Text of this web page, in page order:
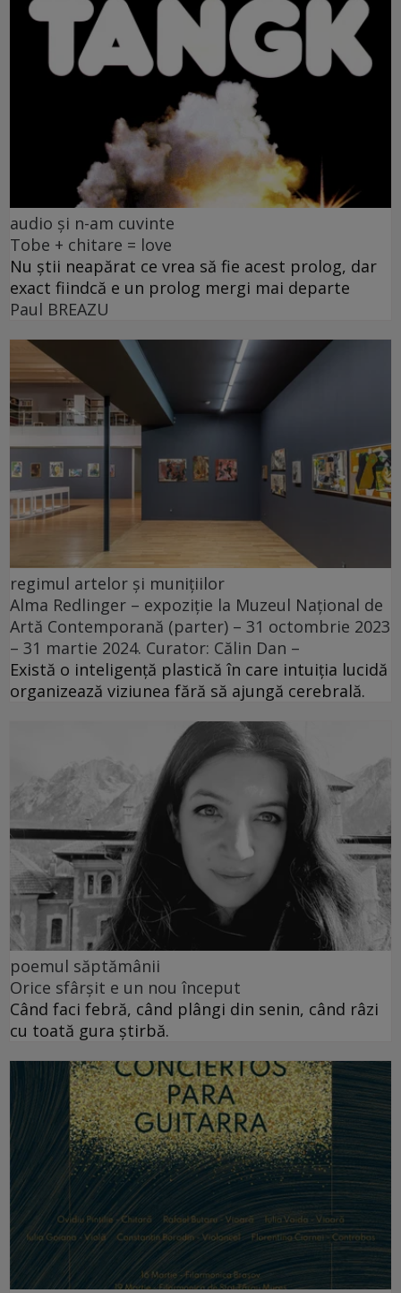
audio și n-am cuvinte
Tobe + chitare = love
Nu știi neapărat ce vrea să fie acest prolog, dar
exact fiindcă e un prolog mergi mai departe
Paul BREAZU
regimul artelor și munițiilor
Alma Redlinger – expoziție la Muzeul Național de
Artă Contemporană (parter) – 31 octombrie 2023
– 31 martie 2024. Curator: Călin Dan –
Există o inteligență plastică în care intuiția lucidă
organizează viziunea fără să ajungă cerebrală.
poemul săptămânii
Orice sfârșit e un nou început
Când faci febră, când plângi din senin, când râzi
cu toată gura știrbă.